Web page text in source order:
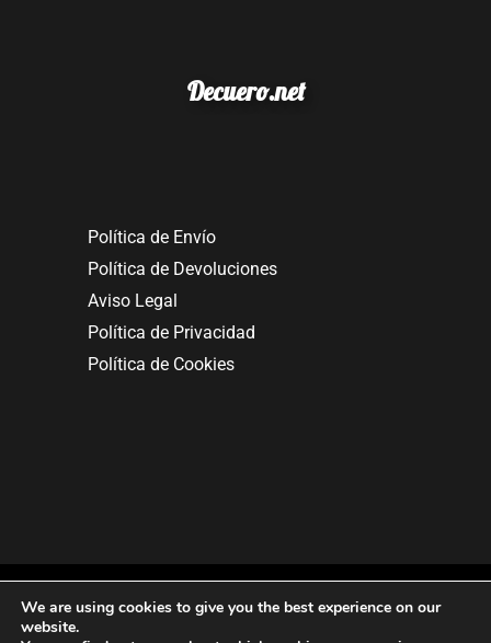
Decuero.net
Política de Envío
Política de Devoluciones
Aviso Legal
Política de Privacidad
Política de Cookies
We are using cookies to give you the best experience on our
website.